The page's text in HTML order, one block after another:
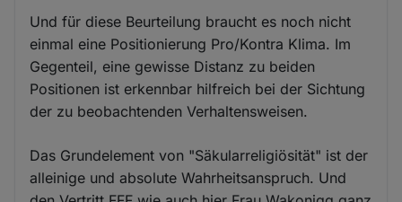
Und für diese Beurteilung braucht es noch nicht
einmal eine Positionierung Pro/Kontra Klima. Im
Gegenteil, eine gewisse Distanz zu beiden
Positionen ist erkennbar hilfreich bei der Sichtung
der zu beobachtenden Verhaltensweisen.
Das Grundelement von "Säkularreligiösität" ist der
alleinige und absolute Wahrheitsanspruch. Und